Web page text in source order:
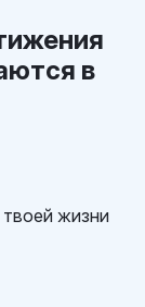
в
жизни